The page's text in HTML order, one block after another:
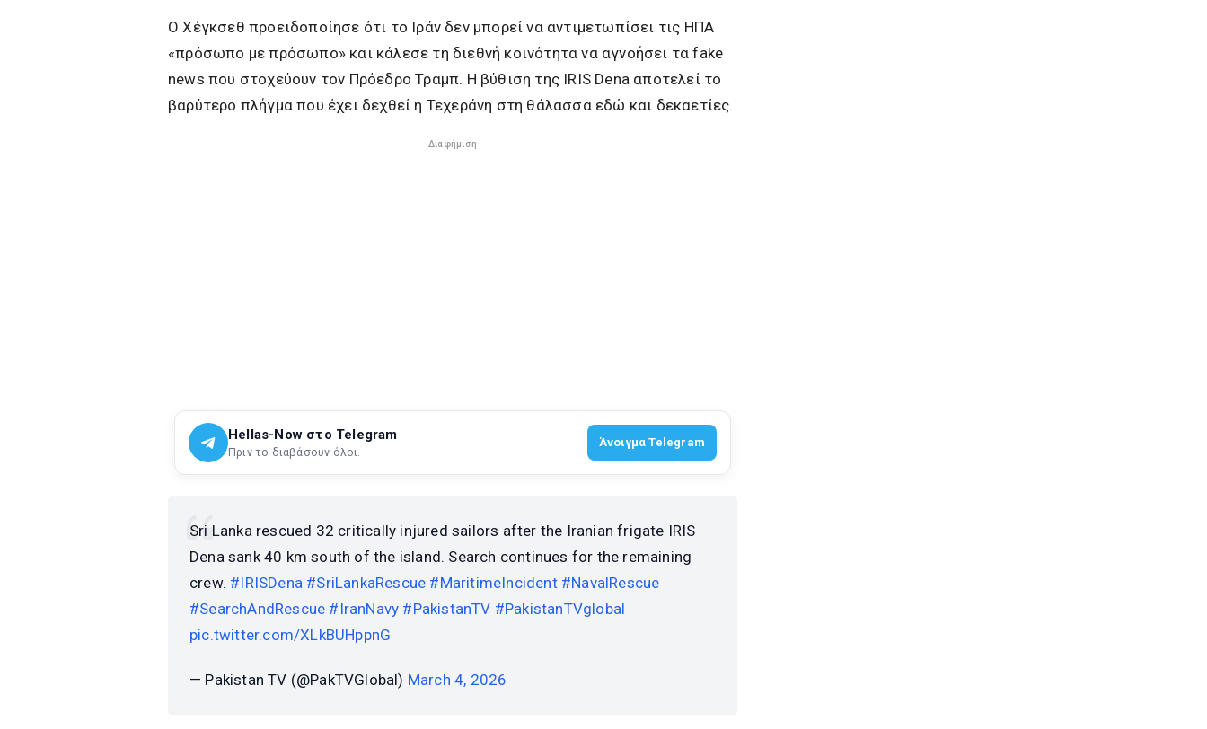
Ο Χέγκσεθ προειδοποίησε ότι το Ιράν δεν μπορεί να αντιμετωπίσει τις ΗΠΑ
«πρόσωπο με πρόσωπο» και κάλεσε τη διεθνή κοινότητα να αγνοήσει τα fake
news που στοχεύουν τον Πρόεδρο Τραμπ. Η βύθιση της IRIS Dena αποτελεί το
βαρύτερο πλήγμα που έχει δεχθεί η Τεχεράνη στη θάλασσα εδώ και δεκαετίες.
Διαφήμιση
Hellas-Now στο Telegram
Πριν το διαβάσουν όλοι.
Άνοιγμα Telegram
Sri Lanka rescued 32 critically injured sailors after the Iranian frigate IRIS
Dena sank 40 km south of the island. Search continues for the remaining
crew. #IRISDena #SriLankaRescue #MaritimeIncident #NavalRescue
#SearchAndRescue #IranNavy #PakistanTV #PakistanTVglobal
pic.twitter.com/XLkBUHppnG
— Pakistan TV (@PakTVGlobal) March 4, 2026